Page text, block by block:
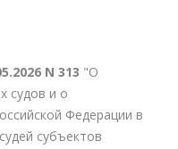
N 313 "О
судов и о
Федерации в
субъектов